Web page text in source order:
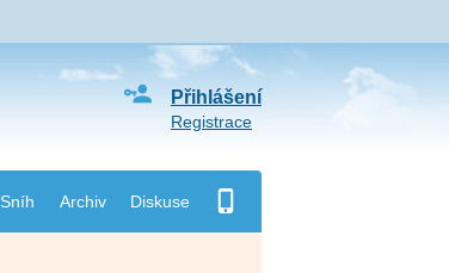
Sníh Archiv Diskuse
Přihlášení
Registrace